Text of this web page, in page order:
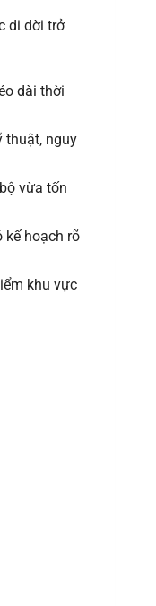
di dời trở
dài thời
thuật, nguy
vừa tốn
kế hoạch rõ
khu vực